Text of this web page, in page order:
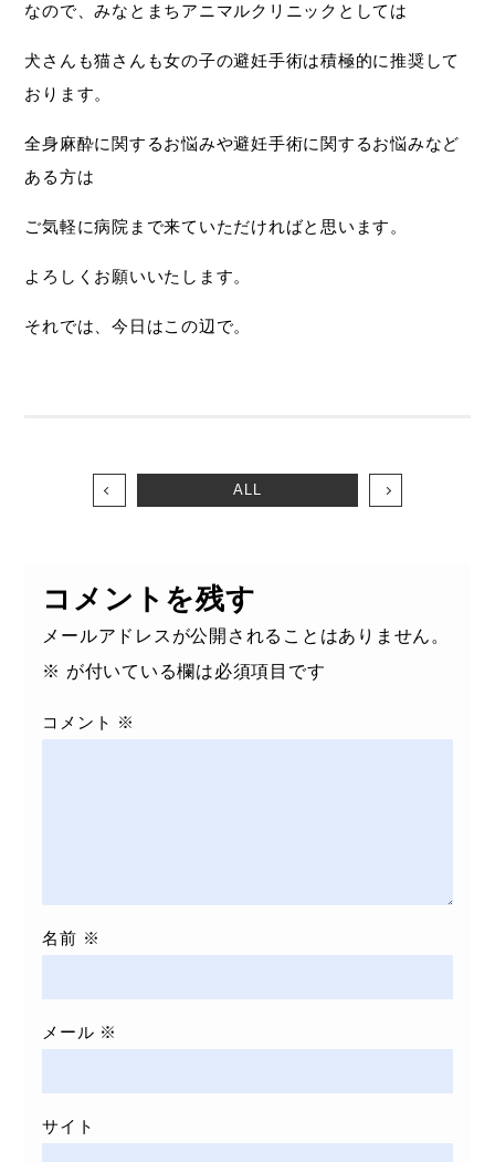
なので、みなとまちアニマルクリニックとしては
犬さんも猫さんも女の子の避妊手術は積極的に推奨して
おります。
全身麻酔に関するお悩みや避妊手術に関するお悩みなど
ある方は
ご気軽に病院まで来ていただければと思います。
よろしくお願いいたします。
それでは、今日はこの辺で。
ALL
コメントを残す
メールアドレスが公開されることはありません。
※ が付いている欄は必須項目です
コメント ※
名前 ※
メール ※
サイト